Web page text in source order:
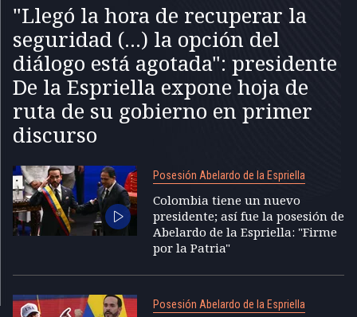
"Llegó la hora de recuperar la
seguridad (...) la opción del
diálogo está agotada": presidente
De la Espriella expone hoja de
ruta de su gobierno en primer
discurso
Posesión Abelardo de la Espriella
Colombia tiene un nuevo
presidente; así fue la posesión de
Abelardo de la Espriella: "Firme
por la Patria"
Posesión Abelardo de la Espriella